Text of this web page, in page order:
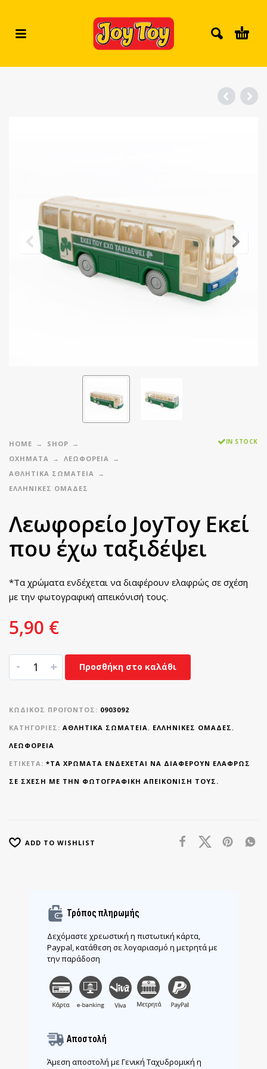
HOME
SHOP
ΟΧΗΜΑΤΑ
ΛΕΩΦΟΡΕΙΑ
ΑΘΛΗΤΙΚΆ ΣΩΜΑΤΕΊΑ
ΕΛΛΗΝΙΚΈΣ ΟΜΆΔΕΣ
IN STOCK
Λεωφορείο JoyToy Εκεί
που έχω ταξιδέψει
*Τα χρώματα ενδέχεται να διαφέρουν ελαφρώς σε σχέση
με την φωτογραφική απεικόνισή τους.
5,90 €
- + Προσθήκη στο καλάθι
ΚΩΔΙΚΌΣ ΠΡΟΪΌΝΤΟΣ: 0903092
ΚΑΤΗΓΟΡΊΕΣ: ΑΘΛΗΤΙΚΆ ΣΩΜΑΤΕΊΑ, ΕΛΛΗΝΙΚΈΣ ΟΜΆΔΕΣ,
ΛΕΩΦΟΡΕΙΑ
ΕΤΙΚΈΤΑ: *ΤΑ ΧΡΏΜΑΤΑ ΕΝΔΈΧΕΤΑΙ ΝΑ ΔΙΑΦΈΡΟΥΝ ΕΛΑΦΡΏΣ
ΣΕ ΣΧΈΣΗ ΜΕ ΤΗΝ ΦΩΤΟΓΡΑΦΙΚΉ ΑΠΕΙΚΌΝΙΣΉ ΤΟΥΣ.
ADD TO WISHLIST
Τρόπος πληρωμής
Δεχόμαστε χρεωστική η πιστωτική κάρτα,
Paypal, κατάθεση σε λογαριασμό η μετρητά με
την παράδοση
Αποστολή
Άμεση αποστολή με Γενική Ταχυδρομική η